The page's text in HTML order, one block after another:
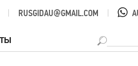
RUSGIDAU@GMAIL.COM